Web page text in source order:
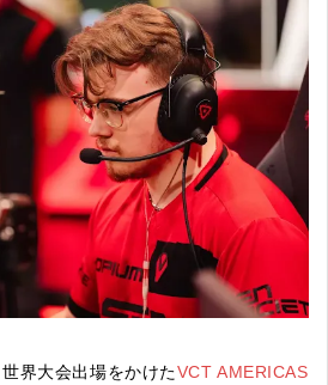
界大会出場をかけたVCT AMERICAS